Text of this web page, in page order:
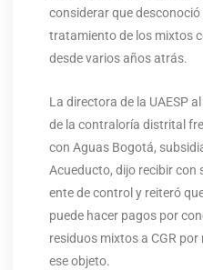
considerar que
tratamiento de los mixtos
desde varios años atrás.
La directora de la UAESP
de la contraloría distrital
con Aguas Bogotá,
Acueducto, dijo recibir con
ente de control y reiteró
puede hacer pagos por
residuos mixtos a CGR
ese objeto.